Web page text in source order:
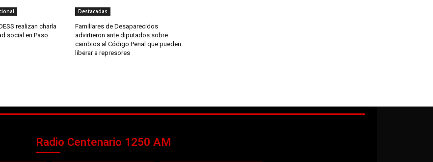
realizan charla
social en Paso
Destacadas
Familiares de Desaparecidos
advirtieron ante diputados sobre
cambios al Código Penal que pueden
liberar a represores
Radio Centenario 1250 AM